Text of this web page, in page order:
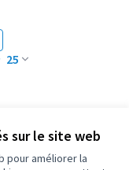
sur le site web
pour améliorer la
25